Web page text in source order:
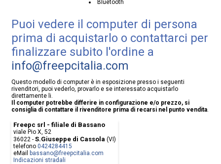
Bluetooth
Puoi vedere il computer di persona
prima di acquistarlo o contattarci per
finalizzare subito l'ordine a
info@freepcitalia.com
Questo modello di computer è in esposizione presso i seguenti
rivenditori, puoi vederlo, provarlo e se interessato acquistarlo
direttamente li.
Il computer potrebbe differire in configurazione e/o prezzo, si
consiglia di contattare il rivenditore prima di recarsi nel punto vendita
Freepc srl - filiale di Bassano
viale Pio X, 52
36022 -S.Giuseppe di Cassola (VI)
telefono0424284415
eMail
bassano@freepcitalia.com
Indicazioni stradali